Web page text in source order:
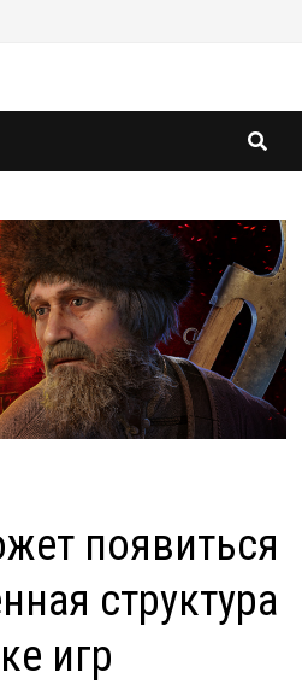
появиться
структура
игр